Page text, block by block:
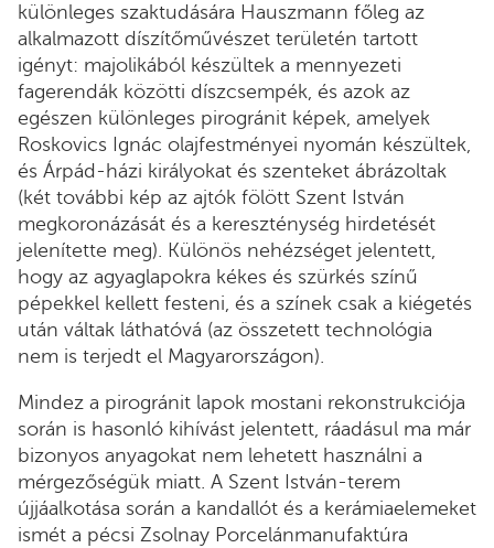
különleges szaktudására Hauszmann főleg az
alkalmazott díszítőművészet területén tartott
igényt: majolikából készültek a mennyezeti
fagerendák közötti díszcsempék, és azok az
egészen különleges pirogránit képek, amelyek
Roskovics Ignác olajfestményei nyomán készültek,
és Árpád-házi királyokat és szenteket ábrázoltak
(két további kép az ajtók fölött Szent István
megkoronázását és a kereszténység hirdetését
jelenítette meg). Különös nehézséget jelentett,
hogy az agyaglapokra kékes és szürkés színű
pépekkel kellett festeni, és a színek csak a kiégetés
után váltak láthatóvá (az összetett technológia
nem is terjedt el Magyarországon).
Mindez a pirogránit lapok mostani rekonstrukciója
során is hasonló kihívást jelentett, ráadásul ma már
bizonyos anyagokat nem lehetett használni a
mérgezőségük miatt. A Szent István-terem
újjáalkotása során a kandallót és a kerámiaelemeket
ismét a pécsi Zsolnay Porcelánmanufaktúra